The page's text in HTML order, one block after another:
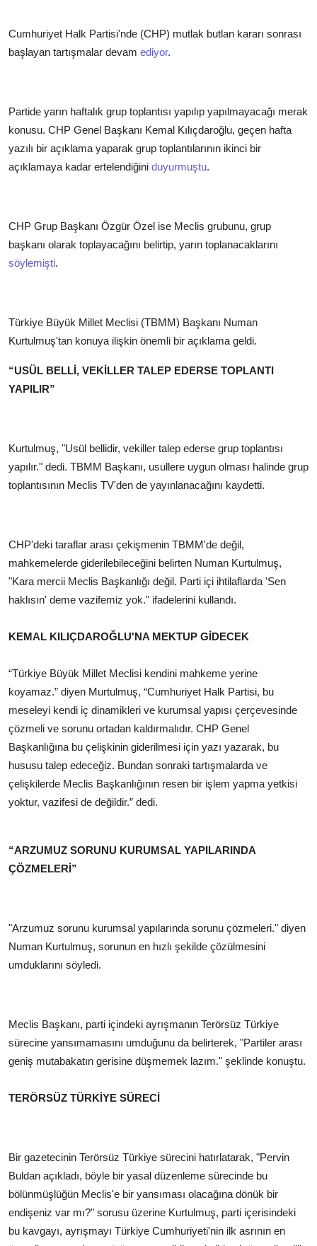
Cumhuriyet Halk Partisi'nde (CHP) mutlak butlan kararı sonrası
başlayan tartışmalar devam ediyor.
Partide yarın haftalık grup toplantısı yapılıp yapılmayacağı merak
konusu. CHP Genel Başkanı Kemal Kılıçdaroğlu, geçen hafta
yazılı bir açıklama yaparak grup toplantılarının ikinci bir
açıklamaya kadar ertelendiğini duyurmuştu.
CHP Grup Başkanı Özgür Özel ise Meclis grubunu, grup
başkanı olarak toplayacağını belirtip, yarın toplanacaklarını
söylemişti.
Türkiye Büyük Millet Meclisi (TBMM) Başkanı Numan
Kurtulmuş'tan konuya ilişkin önemli bir açıklama geldi.
“USÜL BELLİ, VEKİLLER TALEP EDERSE TOPLANTI
YAPILIR”
Kurtulmuş, "Usül bellidir, vekiller talep ederse grup toplantısı
yapılır." dedi. TBMM Başkanı, usullere uygun olması halinde grup
toplantısının Meclis TV'den de yayınlanacağını kaydetti.
CHP'deki taraflar arası çekişmenin TBMM'de değil,
mahkemelerde giderilebileceğini belirten Numan Kurtulmuş,
"Kara mercii Meclis Başkanlığı değil. Parti içi ihtilaflarda 'Sen
haklısın' deme vazifemiz yok." ifadelerini kullandı.
KEMAL KILIÇDAROĞLU'NA MEKTUP GİDECEK
“Türkiye Büyük Millet Meclisi kendini mahkeme yerine
koyamaz.” diyen Murtulmuş, “Cumhuriyet Halk Partisi, bu
meseleyi kendi iç dinamikleri ve kurumsal yapısı çerçevesinde
çözmeli ve sorunu ortadan kaldırmalıdır. CHP Genel
Başkanlığına bu çelişkinin giderilmesi için yazı yazarak, bu
hususu talep edeceğiz. Bundan sonraki tartışmalarda ve
çelişkilerde Meclis Başkanlığının resen bir işlem yapma yetkisi
yoktur, vazifesi de değildir.” dedi.
“ARZUMUZ SORUNU KURUMSAL YAPILARINDA
ÇÖZMELERİ”
"Arzumuz sorunu kurumsal yapılarında sorunu çözmeleri." diyen
Numan Kurtulmuş, sorunun en hızlı şekilde çözülmesini
umduklarını söyledi.
Meclis Başkanı, parti içindeki ayrışmanın Terörsüz Türkiye
sürecine yansımamasını umduğunu da belirterek, "Partiler arası
geniş mutabakatın gerisine düşmemek lazım." şeklinde konuştu.
TERÖRSÜZ TÜRKİYE SÜRECİ
Bir gazetecinin Terörsüz Türkiye sürecini hatırlatarak, "Pervin
Buldan açıkladı, böyle bir yasal düzenleme sürecinde bu
bölünmüşlüğün Meclis'e bir yansıması olacağına dönük bir
endişeniz var mı?" sorusu üzerine Kurtulmuş, parti içerisindeki
bu kavgayı, ayrışmayı Türkiye Cumhuriyeti'nin ilk asrının en